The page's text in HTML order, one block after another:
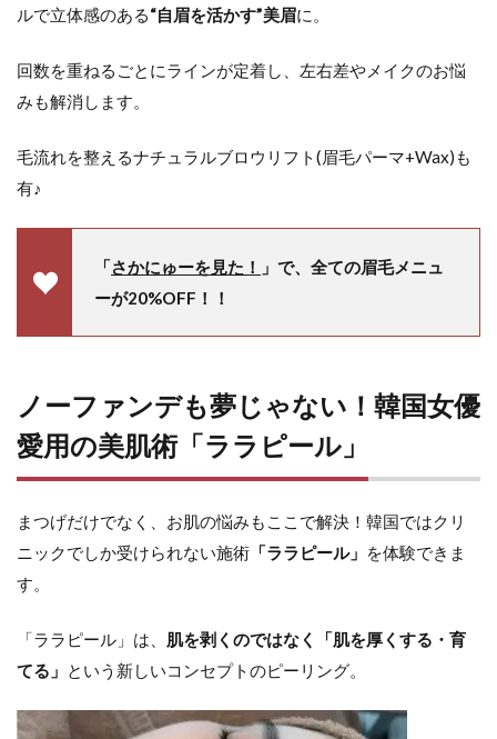
ルで立体感のある“自眉を活かす”美眉に。
回数を重ねるごとにラインが定着し、左右差やメイクのお悩
みも解消します。
毛流れを整えるナチュラルブロウリフト(眉毛パーマ+Wax)も
有♪
「さかにゅーを見た！
」で、全ての眉毛メニュ
ーが20%OFF！！
ノーファンデも夢じゃない！韓国女優
愛用の美肌術「ララピール」
まつげだけでなく、お肌の悩みもここで解決！韓国ではクリ
ニックでしか受けられない施術 「ララピール」 を体験できま
す。
「ララピール」は、 肌を剥くのではなく「肌を厚くする・育
てる」 という新しいコンセプトのピーリング。